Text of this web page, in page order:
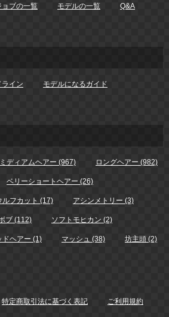
ョブの一覧 モデルの一覧 Q&A
イン モデルになるガイド
ミディアムヘアー (967) ロングヘアー (982)
ベリーショートヘアー (26)
ルフカット (17) アシンメトリー (3)
ブ (112) ソフトモヒカン (2)
ドヘアー (1) マッシュ (38) 坊主頭 (2)
特定商取引法に基づく表記 ご利用規約